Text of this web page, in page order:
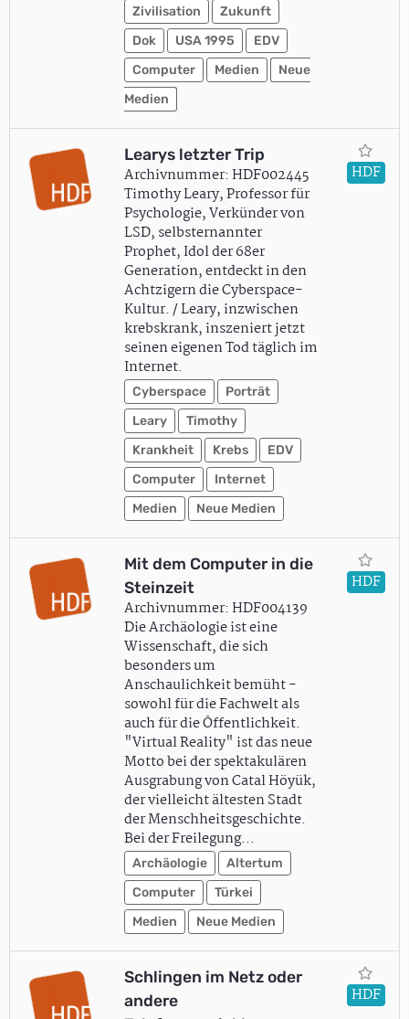
Zivilisation
Zukunft
Dok
USA 1995
EDV
Computer
Medien
Neue
Medien
Learys letzter Trip
Archivnummer: HDF002445
Timothy Leary, Professor für
Psychologie, Verkünder von
LSD, selbsternannter
Prophet, Idol der 68er
Generation, entdeckt in den
Achtzigern die Cyberspace-
Kultur. / Leary, inzwischen
krebskrank, inszeniert jetzt
seinen eigenen Tod täglich im
Internet.
Cyberspace
Porträt
Leary
Timothy
Krankheit
Krebs
EDV
Computer
Internet
Medien
Neue Medien
HDF
Mit dem Computer in die
Steinzeit
Archivnummer: HDF004139
Die Archäologie ist eine
Wissenschaft, die sich
besonders um
Anschaulichkeit bemüht -
sowohl für die Fachwelt als
auch für die Öffentlichkeit.
"Virtual Reality" ist das neue
Motto bei der spektakulären
Ausgrabung von Catal Höyük,
der vielleicht ältesten Stadt
der Menschheitsgeschichte.
Bei der Freilegung…
Archäologie
Altertum
Computer
Türkei
Medien
Neue Medien
HDF
Schlingen im Netz oder
andere
HDF